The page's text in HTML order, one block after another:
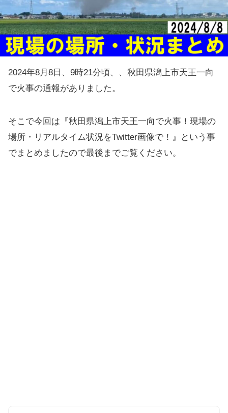
2024年8月8日、9時21分頃、、秋田県潟上市天王一向
で火事の通報がありました。
そこで今回は『秋田県潟上市天王一向で火事！現場の
場所・リアルタイム状況をTwitter画像で！』という事
でまとめましたので最後までご覧ください。